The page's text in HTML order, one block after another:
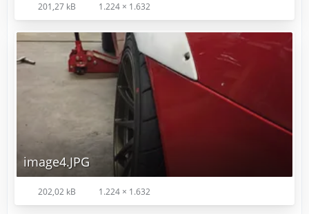
201,27 kB 1.224 × 1.632
image4.JPG
202,02 kB 1.224 × 1.632